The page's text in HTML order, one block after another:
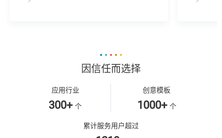
建、AI驱动、多模态交互的多场景虚拟人产
景，可广
因信任而选择
应用行业
300+ 个
创意模板
1000+ 个
累计服务用户超过